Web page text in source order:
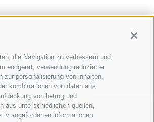
die Navigation zu verbessern und,
endgerät, verwendung reduzierter
zur personalisierung von inhalten,
kombinationen von daten aus
von betrug und
aus unterschiedlichen quellen,
angeforderten informationen